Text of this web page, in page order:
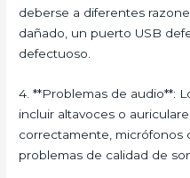
deberse a diferentes
dañado, un puerto USB
defectuoso.
4. **Problemas de audio**:
incluir altavoces o
correctamente, micrófonos
problemas de calidad de